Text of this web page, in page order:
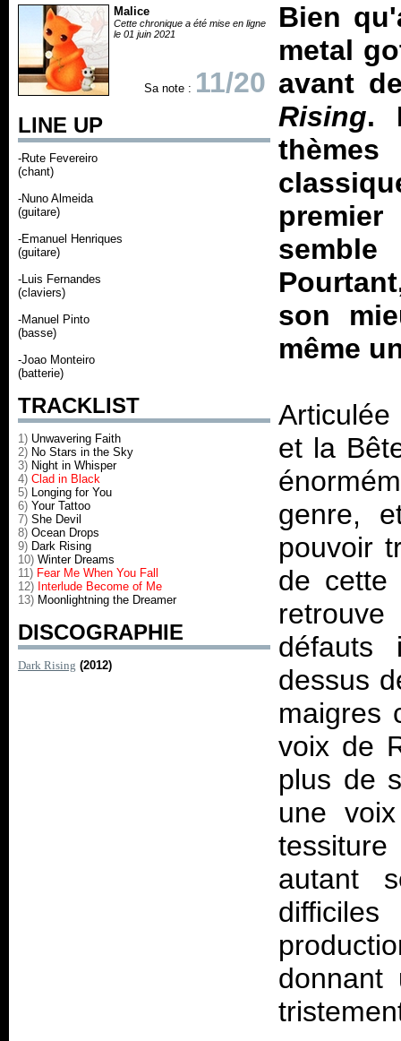
Malice
Cette chronique a été mise en ligne
le 01 juin 2021
Sa note : 11/20
LINE UP
-Rute Fevereiro
(chant)
-Nuno Almeida
(guitare)
-Emanuel Henriques
(guitare)
-Luis Fernandes
(claviers)
-Manuel Pinto
(basse)
-Joao Monteiro
(batterie)
TRACKLIST
1) Unwavering Faith
2) No Stars in the Sky
3) Night in Whisper
4) Clad in Black
5) Longing for You
6) Your Tattoo
7) She Devil
8) Ocean Drops
9) Dark Rising
10) Winter Dreams
11) Fear Me When You Fall
12) Interlude Become of Me
13) Moonlightning the Dreamer
DISCOGRAPHIE
Dark Rising (2012)
Bien
metal
avant
Rising.
son
même
et la
genre,
pouvoir
de cette
défauts
dessus
maigres
voix de
plus de
une
autant
donnant